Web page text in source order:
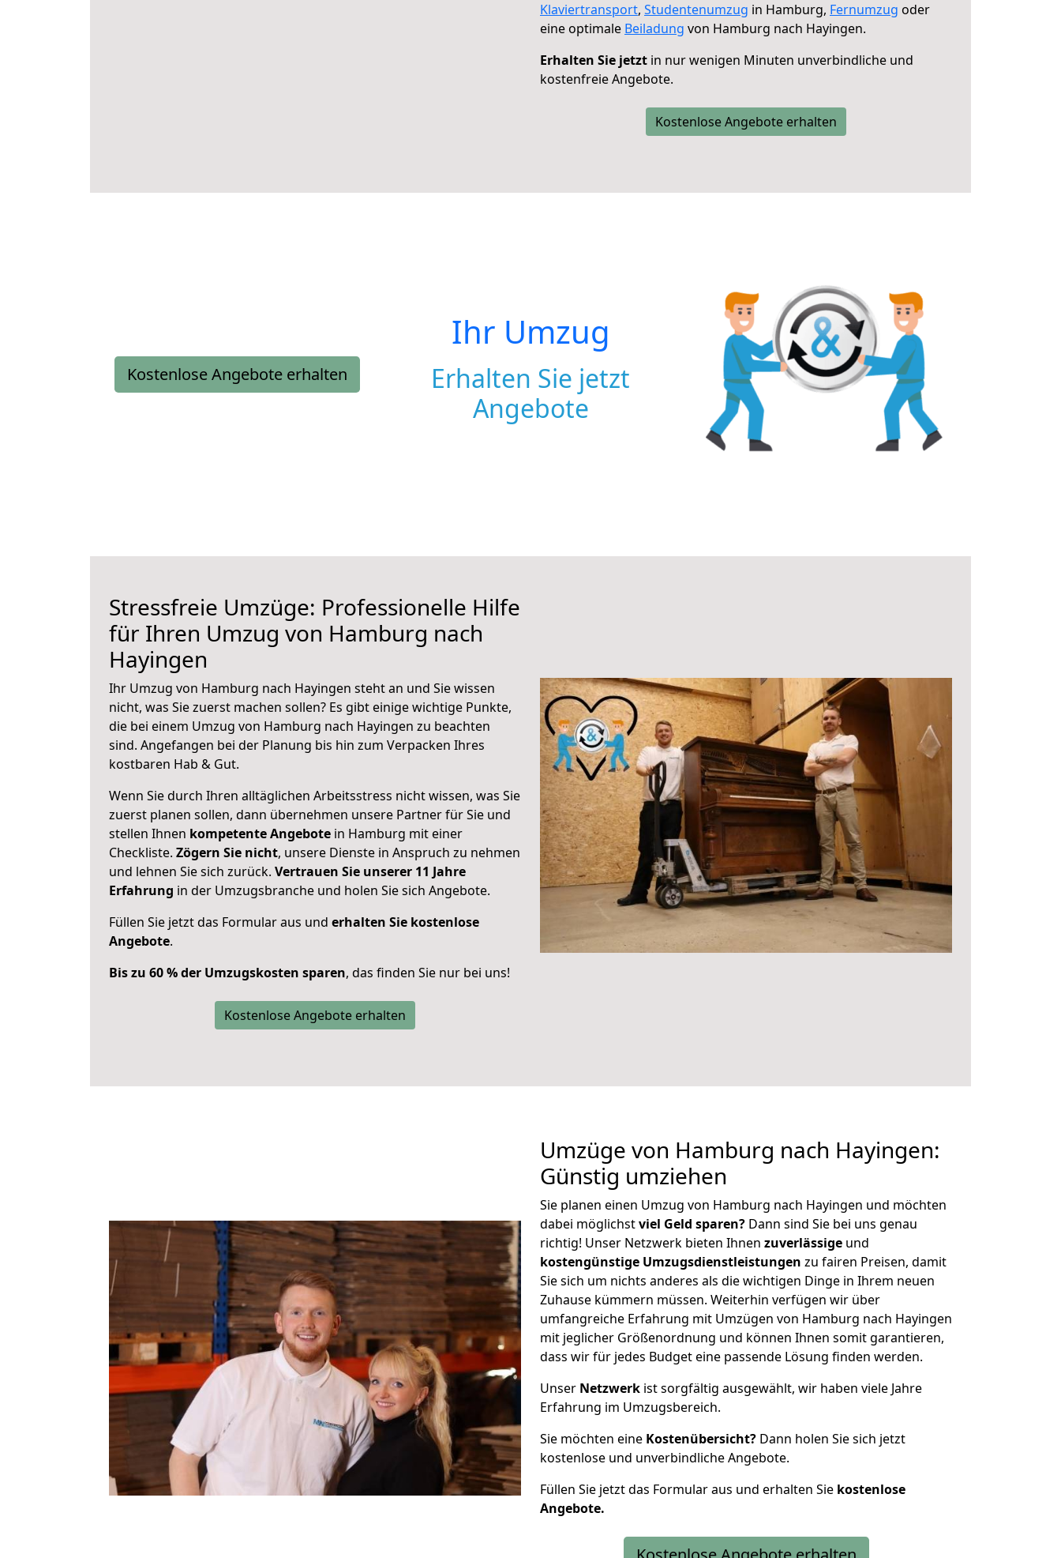
Klaviertransport, Studentenumzug in Hamburg, Fernumzug oder
eine optimale Beiladung von Hamburg nach Hayingen.
Erhalten Sie jetzt in nur wenigen Minuten unverbindliche und
kostenfreie Angebote.
Kostenlose Angebote erhalten
Kostenlose Angebote erhalten
Ihr Umzug
Erhalten Sie jetzt
Angebote
Stressfreie Umzüge: Professionelle Hilfe
für Ihren Umzug von Hamburg nach
Hayingen
Ihr Umzug von Hamburg nach Hayingen steht an und Sie wissen
nicht, was Sie zuerst machen sollen? Es gibt einige wichtige Punkte,
die bei einem Umzug von Hamburg nach Hayingen zu beachten
sind. Angefangen bei der Planung bis hin zum Verpacken Ihres
kostbaren Hab & Gut.
Wenn Sie durch Ihren alltäglichen Arbeitsstress nicht wissen, was Sie
zuerst planen sollen, dann übernehmen unsere Partner für Sie und
stellen Ihnen kompetente Angebote in Hamburg mit einer
Checkliste. Zögern Sie nicht, unsere Dienste in Anspruch zu nehmen
und lehnen Sie sich zurück. Vertrauen Sie unserer 11 Jahre
Erfahrung in der Umzugsbranche und holen Sie sich Angebote.
Füllen Sie jetzt das Formular aus und erhalten Sie kostenlose
Angebote.
Bis zu 60 % der Umzugskosten sparen, das finden Sie nur bei uns!
Kostenlose Angebote erhalten
Umzüge von Hamburg nach Hayingen:
Günstig umziehen
Sie planen einen Umzug von Hamburg nach Hayingen und möchten
dabei möglichstviel Geld sparen? Dann sind Sie bei uns genau
richtig! Unser Netzwerk bieten Ihnen zuverlässige und
kostengünstige Umzugsdienstleistungen zu fairen Preisen, damit
Sie sich um nichts anderes als die wichtigen Dinge in Ihrem neuen
Zuhause kümmern müssen. Weiterhin verfügen wir über
umfangreiche Erfahrung mit Umzügen von Hamburg nach Hayingen
mit jeglicher Größenordnung und können Ihnen somit garantieren,
dass wir für jedes Budget eine passende Lösung finden werden.
Unser Netzwerk ist sorgfältig ausgewählt, wir haben viele Jahre
Erfahrung im Umzugsbereich.
Sie möchten eine Kostenübersicht? Dann holen Sie sich jetzt
kostenlose und unverbindliche Angebote.
Füllen Sie jetzt das Formular aus und erhalten Sie kostenlose
Angebote.